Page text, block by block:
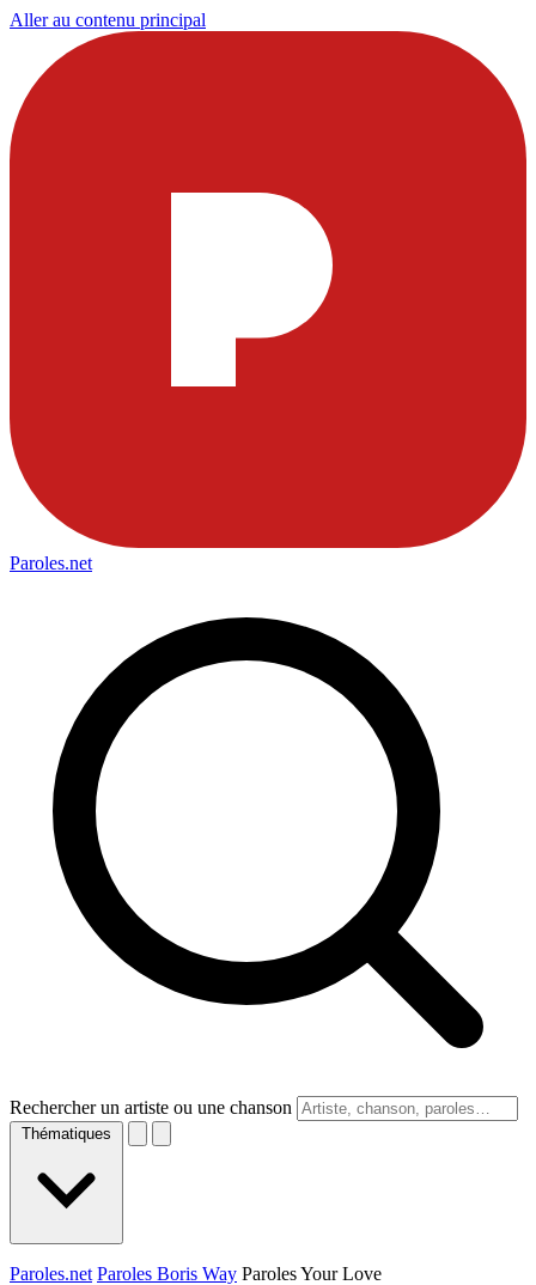
Aller au contenu principal
Paroles.net
Rechercher un artiste ou une chanson
Thématiques
Paroles.net Paroles Boris Way Paroles Your Love